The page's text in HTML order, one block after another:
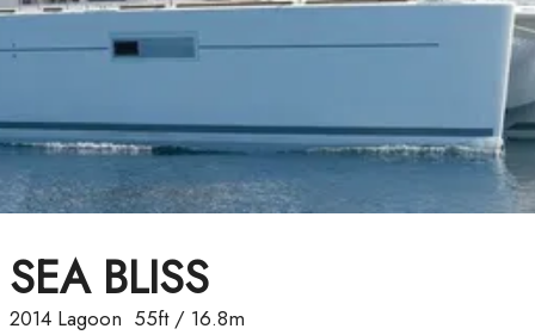
SEA BLISS
2014 Lagoon 55ft/ 16.8m